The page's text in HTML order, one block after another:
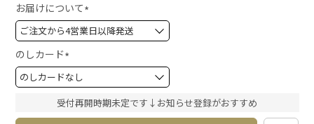
お届けについて
(
必
)
のしカード
(
必
須
)
受付再開時期未定です↓お知らせ登録がおすすめ